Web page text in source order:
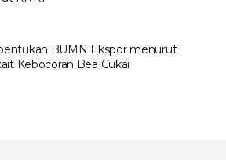
BUMN Ekspor menurut
Kebocoran Bea Cukai